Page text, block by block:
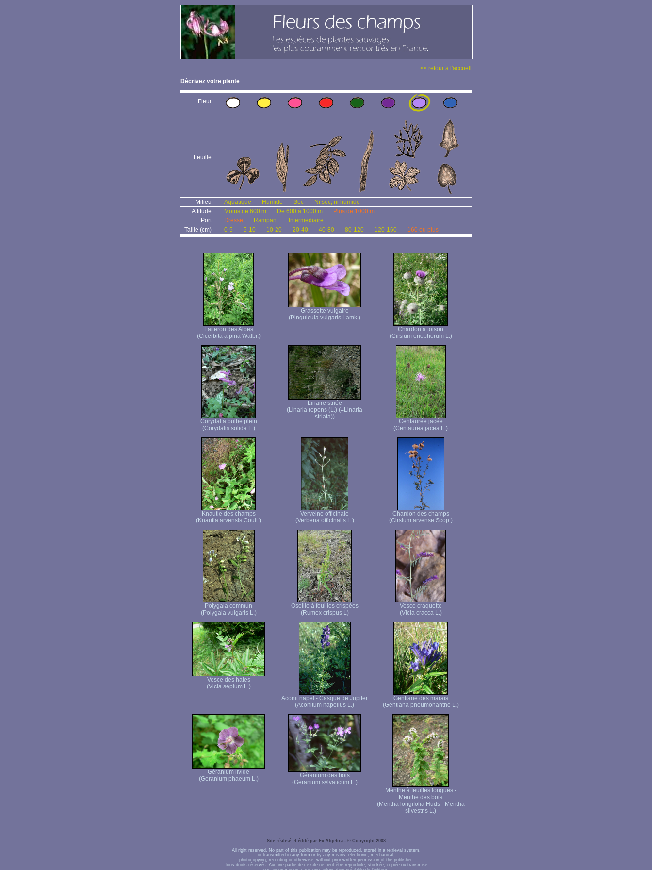
<< retour à l'accueil
Décrivez votre plante
Fleur
Feuille
Milieu Aquatique Humide Sec
Ni sec, ni humide
Altitude
Moins de 600 m De 600 à 1000 m
Plus de 1000 m
Port
Dressé Rampant
Intermédiaire
Taille (cm)
0-5 5-10 10-20 20-40 40-80 80-120 120-160 160 ou plus
Laiteron des Alpes
(Cicerbita alpina Walbr.)
Grassette vulgaire
(Pinguicula vulgaris Lamk.)
Chardon à toison
(Cirsium eriophorum L.)
Corydal à bulbe plein
(Corydalis solida L.)
Linaire striée
(Linaria repens (L.) (=Linaria
striata))
Centaurée jacée
(Centaurea jacea L.)
Knautie des champs
(Knautia arvensis Coult.)
Verveine officinale
(Verbena officinalis L.)
Chardon des champs
(Cirsium arvense Scop.)
Polygala commun
(Polygala vulgaris L.)
Oseille à feuilles crispées
(Rumex crispus L)
Vesce craquette
(Vicia cracca L.)
Vesce des haies
(Vicia sepium L.)
Aconit napel - Casque de Jupiter
(Aconitum napellus L.)
Gentiane des marais
(Gentiana pneumonanthe L.)
Géranium livide
(Geranium phaeum L.)
Géranium des bois
(Geranium sylvaticum L.)
Menthe à feuilles longues -
Menthe des bois
(Mentha longifolia Huds - Mentha
silvestris L.)
Site réalisé et édité par Ex Algebra- © Copyright 2008
All right reserved. No part of this publication may be reproduced, stored in a retrieval system,
or transmitted in any form or by any means, electronic, mechanical,
photocopying, recording or otherwise, without prior written permission of the publisher.
Tous droits réservés. Aucune partie de ce site ne peut être reproduite, stockée, copiée ou transmise